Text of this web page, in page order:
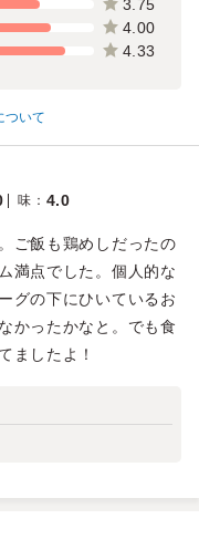
3.75
4.00
4.33
ついて
味 ： 4.0
ご飯も鶏めしだったの
満点でした。個人的な
グの下にひいているお
かったかなと。でも食
ましたよ！